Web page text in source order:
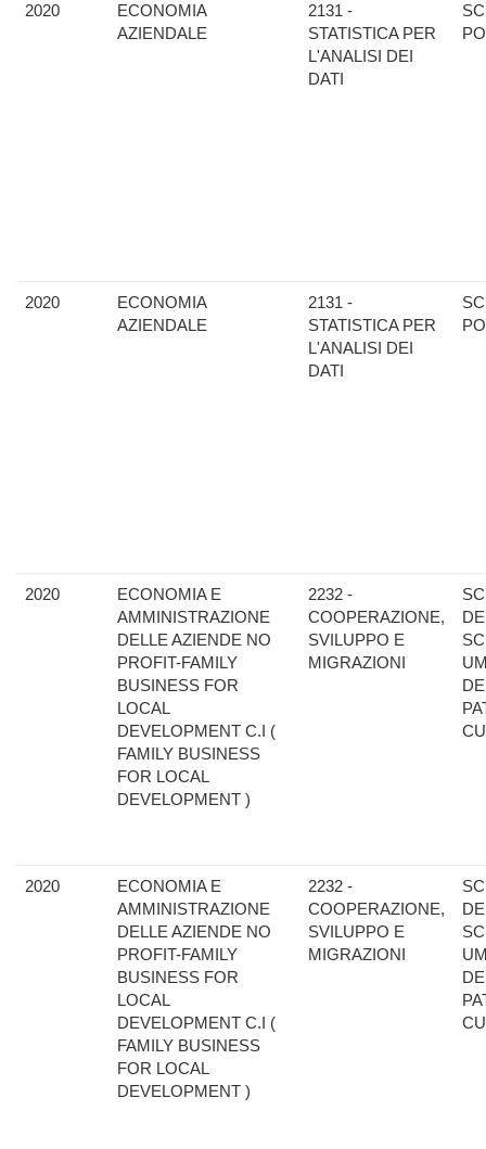
2020
ECONOMIA
AZIENDALE
2131 -
STATISTICA PER
L'ANALISI DEI
DATI
2020
ECONOMIA
AZIENDALE
2131 -
STATISTICA PER
L'ANALISI DEI
DATI
2020
ECONOMIA E
AMMINISTRAZIONE
DELLE AZIENDE NO
PROFIT-FAMILY
BUSINESS FOR
LOCAL
DEVELOPMENT C.I (
FAMILY BUSINESS
FOR LOCAL
DEVELOPMENT )
2232 -
COOPERAZIONE,
SVILUPPO E
MIGRAZIONI
2020
ECONOMIA E
AMMINISTRAZIONE
DELLE AZIENDE NO
PROFIT-FAMILY
BUSINESS FOR
LOCAL
DEVELOPMENT C.I (
FAMILY BUSINESS
FOR LOCAL
DEVELOPMENT )
2232 -
COOPERAZIONE,
SVILUPPO E
MIGRAZIONI